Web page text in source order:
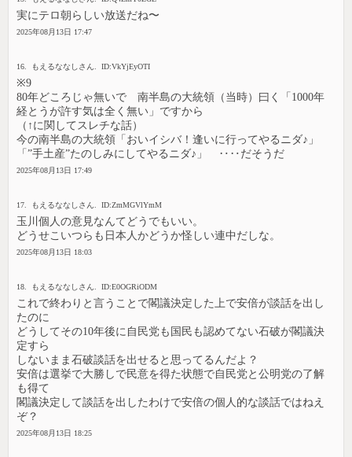
実にテロ朝らしい放送だね〜
2025年08月13日 17:47
16. もえるななしさん. ID:VkYjEyOTI
※9
80年どころじゃ無いで 南半島の大統領（当時）曰く「1000年
経とうが許す気は全く無い」ですから
（↑に関してスレチな話）
今の南半島の大統領「おいイシバ！逢いに行ってやるニダ♪」
「”手土産”たのしみにしてやるニダ♪」 ‥‥だそうだ
2025年08月13日 17:49
17. もえるななしさん. ID:ZmMGVlYmM
玉川個人の意見なんてどうでもいい。
どうせこいつらも日本人かどうか怪しい連中だしな。
2025年08月13日 18:03
18. もえるななしさん. ID:E0OGRiODM
これで終わりと言うことで閣議決定した上で安倍が談話を出し
たのに
どうしてその10年後に自民党も国民も認めてない石破が閣議決
定すら
しないまま石破談話を出せると思ってるんだよ？
安倍は選挙で大勝しで民意を得た状態で自民党と公明党の了解
も得て
閣議決定して談話を出したわけで安倍の個人的な談話ではねえ
ぞ？
2025年08月13日 18:25